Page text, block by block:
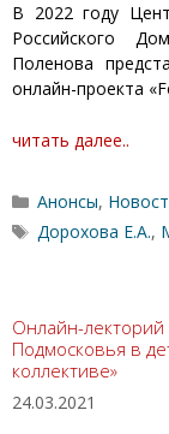
В 2022 году
Российского
Поленова
онлайн-проекта
читать далее..
Рубрики
Анонсы,
Метки
Дорохова Е.А.,
Онлайн-
Подмосковья в
коллективе»
24.03.2021